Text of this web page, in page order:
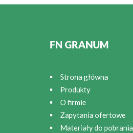
FN GRANUM
Strona główna
Produkty
O firmie
Zapytania ofertowe
Materiały do pobrania